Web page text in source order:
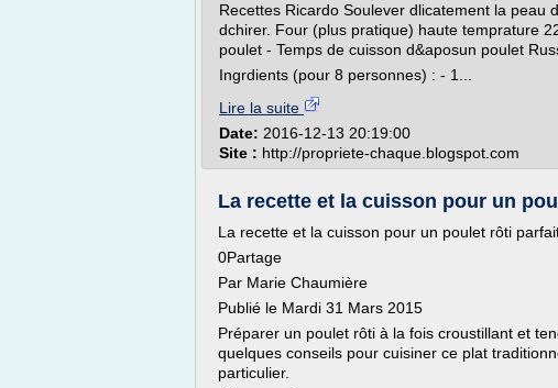
Recettes Ricardo Soulever dlicatement la peau
dchirer. Four (plus pratique) haute temprature
poulet - Temps de cuisson d&aposun poulet
Ingrdients (pour 8 personnes) : - 1...
Lire la suite
Date: 2016-12-13 20:19:00
Site : http://propriete-chaque.blogspot.com
La recette et la cuisson pour un
La recette et la cuisson pour un poulet rôti
0Partage
Par Marie Chaumière
Publié le Mardi 31 Mars 2015
Préparer un poulet rôti à la fois croustillant et
quelques conseils pour cuisiner ce plat
particulier.